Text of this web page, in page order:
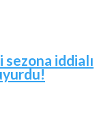
sezona iddialı